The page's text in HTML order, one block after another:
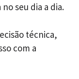
seu dia a dia.
técnica,
com a